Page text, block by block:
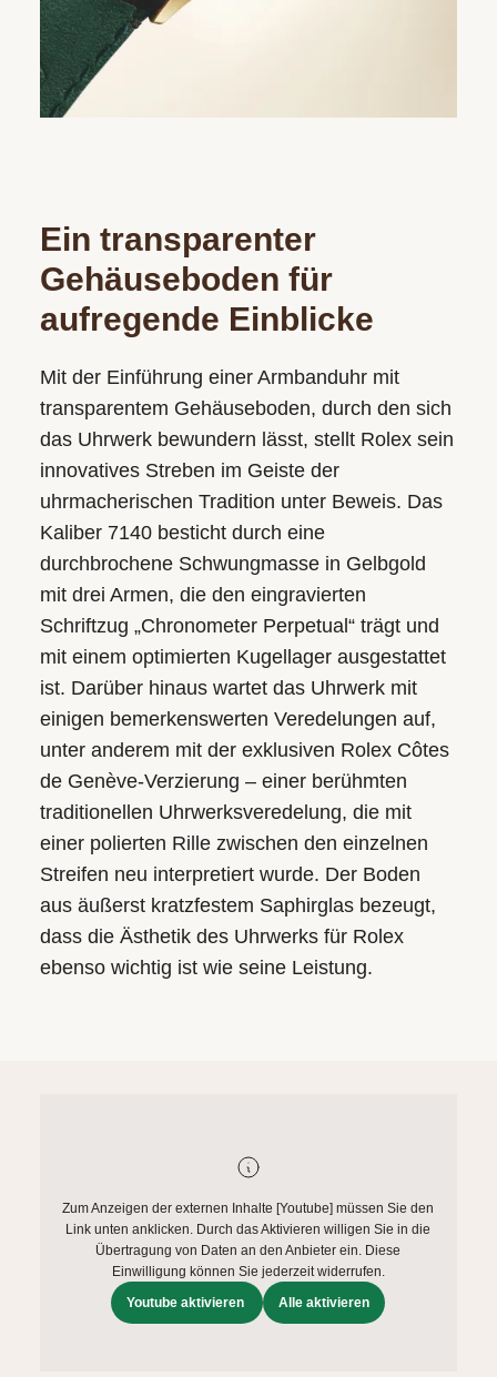
Ein transparenter
Gehäuseboden für
aufregende Einblicke
Mit der Einführung einer Armbanduhr mit
transparentem Gehäuseboden, durch den sich
das Uhrwerk bewundern lässt, stellt Rolex sein
innovatives Streben im Geiste der
uhrmacherischen Tradition unter Beweis. Das
Kaliber 7140 besticht durch eine
durchbrochene Schwungmasse in Gelbgold
mit drei Armen, die den eingravierten
Schriftzug „Chronometer Perpetual“ trägt und
mit einem optimierten Kugellager ausgestattet
ist. Darüber hinaus wartet das Uhrwerk mit
einigen bemerkenswerten Veredelungen auf,
unter anderem mit der exklusiven Rolex Côtes
de Genève-Verzierung – einer berühmten
traditionellen Uhrwerksveredelung, die mit
einer polierten Rille zwischen den einzelnen
Streifen neu interpretiert wurde. Der Boden
aus äußerst kratzfestem Saphirglas bezeugt,
dass die Ästhetik des Uhrwerks für Rolex
ebenso wichtig ist wie seine Leistung.
Zum Anzeigen der externen Inhalte [Youtube] müssen Sie den
Link unten anklicken. Durch das Aktivieren willigen Sie in die
Übertragung von Daten an den Anbieter ein. Diese
Einwilligung können Sie jederzeit widerrufen.
Youtube aktivieren
Alle aktivieren